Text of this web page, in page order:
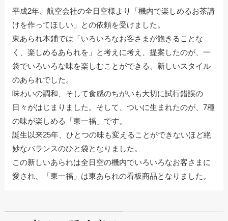
平成2年、航空会社の全日空様より「機内で楽しめるお茶請
けを作ってほしい」との依頼を受けました。
東あられ本鋪では「いろいろなお客さまが飽きることな
く、楽しめるあられを」と考えに考え、提案したのが、一
袋でいろいろな味を楽しむことができる、新しいスタイル
のあられでした。
味わいの調和、そして食感のちがいも大切に試行錯誤の
日々がはじまりました。そして、ついに生まれたのが、7種
の味が楽しめる「東一福」です。
誕生以来25年、ひとつの味も変えることができないほど絶
妙なバランスのひと袋となりました。
この新しいあられは全日空の機内でいろいろなお客さまに
愛され、「東一福」は東あられの看板商品となりました。